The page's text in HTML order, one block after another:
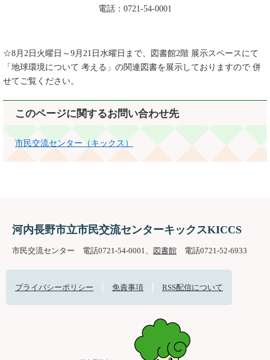
電話：0721-54-0001
☆8月2日火曜日～9月21日水曜日まで、図書館2階 展示スペースにて
「地球環境について 考える」の関連図書を展示しておりますので 併
せてご覧ください。
このページに関するお問い合わせ先
市民交流センター（キックス）
河内長野市立市民交流センターキックスKICCS
市民交流センター 電話0721-54-0001、 図書館 電話0721-52-6933
プライバシーポリシー 免責事項 RSS配信について